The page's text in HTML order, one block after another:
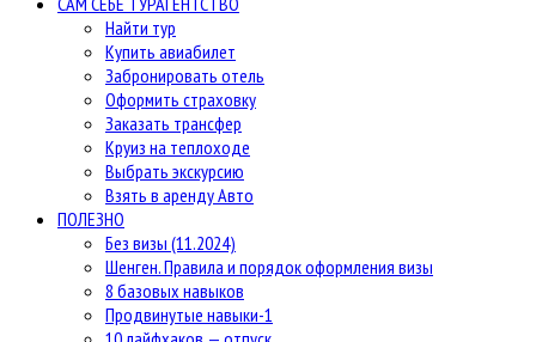
Найти тур
Купить авиабилет
Забронировать отель
Оформить страховку
Заказать трансфер
Круиз на теплоходе
Выбрать экскурсию
Взять в аренду Авто
ПОЛЕЗНО
Без визы (11.2024)
Шенген. Правила и порядок оформления визы
8 базовых навыков
Продвинутые навыки-1